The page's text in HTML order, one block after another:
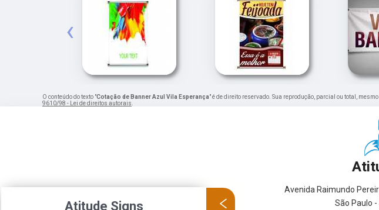
‹
O conteúdo do texto "Cotação de Banner Azul Vila Esperança" é de direito reservado. Sua reprodução, parcial ou total,
9610/98 - Lei de direitos autorais
Avenida Raimundo
São Paulo -
Atitude Signs